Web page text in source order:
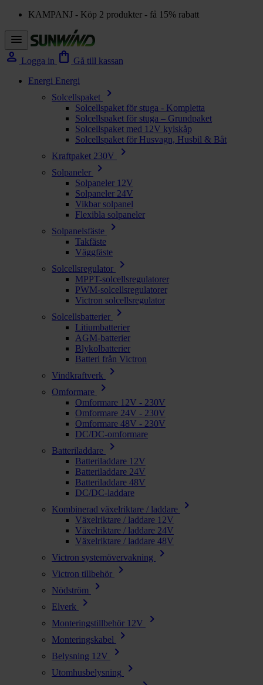
KAMPANJ - Köp 2 produkter - få 15% rabatt
menu
person Logga in shopping_bag Gå till kassan
Energi Energi
Solcellspaket
chevron_right
Solcellspaket för stuga - Kompletta
Solcellspaket för stuga – Grundpaket
Solcellspaket med 12V kylskåp
Solcellspaket för Husvagn, Husbil & Båt
Kraftpaket 230V
chevron_right
Solpaneler chevron_right
Solpaneler 12V
Solpaneler 24V
Vikbar solpanel
Flexibla solpaneler
Solpanelsfäste
chevron_right
Takfäste
Väggfäste
Solcellsregulator
chevron_right
MPPT-solcellsregulatorer
PWM-solcellsregulatorer
Victron solcellsregulator
Solcellsbatterier
chevron_right
Litiumbatterier
AGM-batterier
Blykolbatterier
Batteri från Victron
Vindkraftverk
chevron_right
Omformare chevron_right
Omformare 12V - 230V
Omformare 24V - 230V
Omformare 48V - 230V
DC/DC-omformare
Batteriladdare
chevron_right
Batteriladdare 12V
Batteriladdare 24V
Batteriladdare 48V
DC/DC-laddare
Kombinerad växelriktare / laddare
chevron_right
Växelriktare / laddare 12V
Växelriktare / laddare 24V
Växelriktare / laddare 48V
Victron systemövervakning
chevron_right
Victron tillbehör chevron_right
Nödström chevron_right
Elverk chevron_right
Monteringstillbehör 12V chevron_right
Monteringskabel chevron_right
Belysning 12V chevron_right
Utomhusbelysning chevron_right